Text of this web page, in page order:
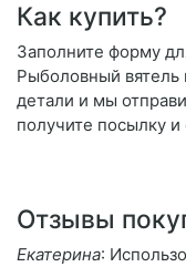
Как купить?
Заполните форму
Рыболовный вятель
детали и мы
получите посылку
Отзывы
Екатерина: